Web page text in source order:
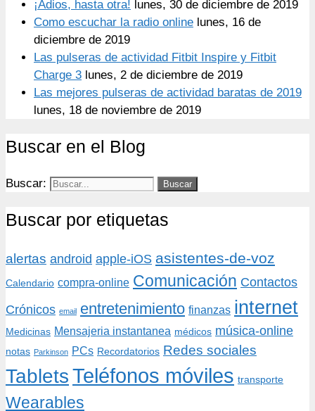
¡Adios, hasta otra! lunes, 30 de diciembre de 2019
Como escuchar la radio online lunes, 16 de
diciembre de 2019
Las pulseras de actividad Fitbit Inspire y Fitbit
Charge 3 lunes, 2 de diciembre de 2019
Las mejores pulseras de actividad baratas de 2019
lunes, 18 de noviembre de 2019
Buscar en el Blog
Buscar:
Buscar por etiquetas
alertas android apple-iOS asistentes-de-voz
Calendario compra-online Comunicación Contactos
Crónicos email entretenimiento finanzas internet
Medicinas Mensajeria instantanea médicos música-online
notas Parkinson PCs Recordatorios Redes sociales
TabletsTeléfonos móviles transporte
Wearables